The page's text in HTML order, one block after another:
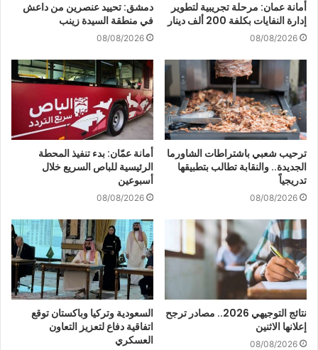
أمانة عمان: مرحلة تجريبية لتطوير
إدارة النفايات بكلفة 200 ألف دينار
08/08/2026
دمشق: تحييد عنصرين من داعش
في منطقة السيدة زينب
08/08/2026
ترحيب شعبي باشتراطات الشاورما
الجديدة.. والنقابة تطالب بتطبيقها
تدريجياً
08/08/2026
أمانة عمّان: بدء تنفيذ المحطة
الرئيسية للباص السريع خلال
أسبوعين
08/08/2026
نتائج التوجيهي 2026.. مصادر ترجح
إعلانها الاثنين
08/08/2026
السعودية وتركيا وباكستان توقع
اتفاقية دفاع لتعزيز التعاون
العسكري